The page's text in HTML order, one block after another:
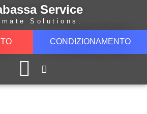
Service
Solutions.
CONDIZIONAMENTO